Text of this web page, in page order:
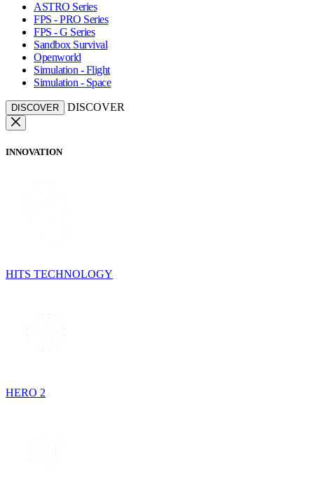
ASTRO Series
FPS - PRO Series
FPS - G Series
Sandbox Survival
Openworld
Simulation - Flight
Simulation - Space
DISCOVER DISCOVER
INNOVATION
HITS TECHNOLOGY
HERO 2